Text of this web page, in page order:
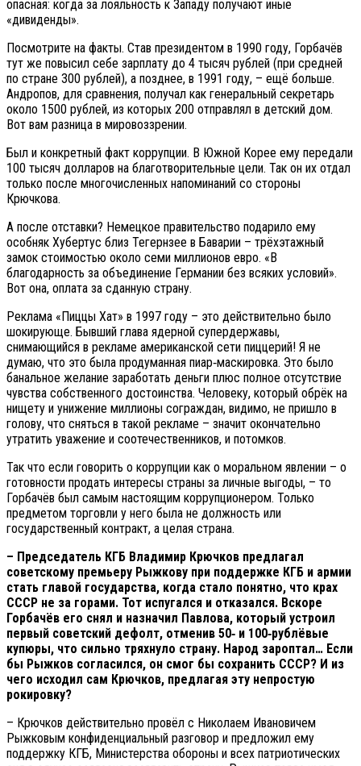
опасная: когда за лояльность к Западу получают иные
«дивиденды».
Посмотрите на факты. Став президентом в 1990 году, Горбачёв
тут же повысил себе зарплату до 4 тысяч рублей (при средней
по стране 300 рублей), а позднее, в 1991 году, – ещё больше.
Андропов, для сравнения, получал как генеральный секретарь
около 1500 рублей, из которых 200 отправлял в детский дом.
Вот вам разница в мировоззрении.
Был и конкретный факт коррупции. В Южной Корее ему передали
100 тысяч долларов на благотворительные цели. Так он их отдал
только после многочисленных напоминаний со стороны
Крючкова.
А после отставки? Немецкое правительство подарило ему
особняк Хубертус близ Тегернзее в Баварии – трёхэтажный
замок стоимостью около семи миллионов евро. «В
благодарность за объединение Германии без всяких условий».
Вот она, оплата за сданную страну.
Реклама «Пиццы Хат» в 1997 году – это действительно было
шокирующе. Бывший глава ядерной супердержавы,
снимающийся в рекламе американской сети пиццерий! Я не
думаю, что это была продуманная пиар‑маскировка. Это было
банальное желание заработать деньги плюс полное отсутствие
чувства собственного достоинства. Человеку, который обрёк на
нищету и унижение миллионы сограждан, видимо, не пришло в
голову, что сняться в такой рекламе – значит окончательно
утратить уважение и соотечественников, и потомков.
Так что если говорить о коррупции как о моральном явлении – о
готовности продать интересы страны за личные выгоды, – то
Горбачёв был самым настоящим коррупционером. Только
предметом торговли у него была не должность или
государственный контракт, а целая страна.
– Председатель КГБ Владимир Крючков предлагал
советскому премьеру Рыжкову при поддержке КГБ и армии
стать главой государства, когда стало понятно, что крах
СССР не за горами. Тот испугался и отказался. Вскоре
Горбачёв его снял и назначил Павлова, который устроил
первый советский дефолт, отменив 50‑ и 100‑рублёвые
купюры, что сильно тряхнуло страну. Народ зароптал… Если
бы Рыжков согласился, он смог бы сохранить СССР? И из
чего исходил сам Крючков, предлагая эту непростую
рокировку?
– Крючков действительно провёл с Николаем Ивановичем
Рыжковым конфиденциальный разговор и предложил ему
поддержку КГБ, Министерства обороны и всех патриотических